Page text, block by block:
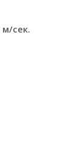
сек.